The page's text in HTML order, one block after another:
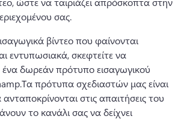
σας.
βίντεο που φαίνονται
εντυπωσιακά, σκεφτείτε να
ένα δωρεάν πρότυπο εισαγωγικού
Τα πρότυπα σχεδιαστών μας είναι
στις απαιτήσεις του
το κανάλι σας να δείχνει